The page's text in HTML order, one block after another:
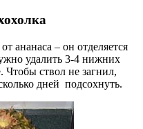
ананаса – он отделяется
удалить 3-4 нижних
Чтобы ствол не загнил,
дней подсохнуть.